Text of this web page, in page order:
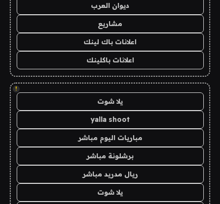
ديوان العرب
مشاريع
اعلانات باك لينك
اعلانات باكلينك
!
يلا شوت
yalla shoot
مباريات اليوم مباشر
برشلونة مباشر
ريال مدريد مباشر
يلا شوت